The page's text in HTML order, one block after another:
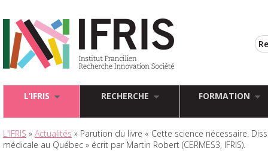
L’IFRIS RECHERCHE FORMATION
L'IFRIS » Actualités » Parution du livre « Cette science nécessaire.
médicale au Québec » écrit par Martin Robert (CERMES3, IFRIS).